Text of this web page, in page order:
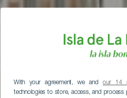
With your agreement, we andour 14
technologies to store, access, and process